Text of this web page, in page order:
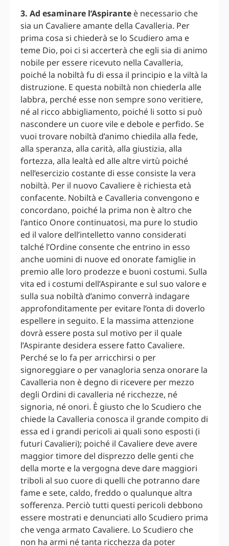
3. Ad esaminare l’Aspirante è necessario che
sia un Cavaliere amante della Cavalleria. Per
prima cosa si chiederà se lo Scudiero ama e
teme Dio, poi ci si accerterà che egli sia di animo
nobile per essere ricevuto nella Cavalleria,
poiché la nobiltà fu di essa il principio e la viltà la
distruzione. E questa nobiltà non chiederla alle
labbra, perché esse non sempre sono veritiere,
né al ricco abbigliamento, poiché li sotto si può
nascondere un cuore vile e debole e perfido. Se
vuoi trovare nobiltà d’animo chiedila alla fede,
alla speranza, alla carità, alla giustizia, alla
fortezza, alla lealtà ed alle altre virtù poiché
nell’esercizio costante di esse consiste la vera
nobiltà. Per il nuovo Cavaliere è richiesta età
confacente. Nobiltà e Cavalleria convengono e
concordano, poiché la prima non è altro che
l’antico Onore continuatosi, ma pure lo studio
ed il valore dell’intelletto vanno considerati
talché l’Ordine consente che entrino in esso
anche uomini di nuove ed onorate famiglie in
premio alle loro prodezze e buoni costumi. Sulla
vita ed i costumi dell’Aspirante e sul suo valore e
sulla sua nobiltà d’animo converrà indagare
approfonditamente per evitare l’onta di doverlo
espellere in seguito. E la massima attenzione
dovrà essere posta sul motivo per il quale
l’Aspirante desidera essere fatto Cavaliere.
Perché se lo fa per arricchirsi o per
signoreggiare o per vanagloria senza onorare la
Cavalleria non è degno di ricevere per mezzo
degli Ordini di cavalleria né ricchezze, né
signoria, né onori. È giusto che lo Scudiero che
chiede la Cavalleria conosca il grande compito di
essa ed i grandi pericoli ai quali sono esposti (i
futuri Cavalieri); poiché il Cavaliere deve avere
maggior timore del disprezzo delle genti che
della morte e la vergogna deve dare maggiori
triboli al suo cuore di quelli che potranno dare
fame e sete, caldo, freddo o qualunque altra
sofferenza. Perciò tutti questi pericoli debbono
essere mostrati e denunciati allo Scudiero prima
che venga armato Cavaliere. Lo Scudiero che
non ha armi né tanta ricchezza da poter